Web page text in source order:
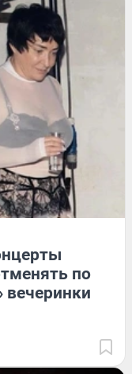
по
вечеринки